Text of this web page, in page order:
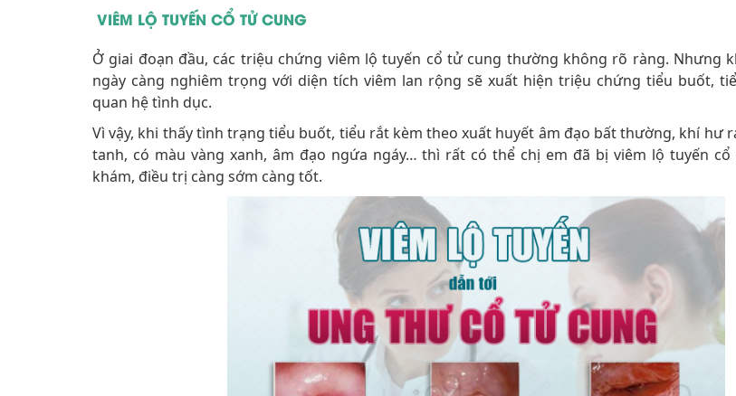
VIÊM LỘ TUYẾN CỔ TỬ CUNG
Ở giai đoạn đầu, các triệu chứng viêm lộ tuyến cổ tử cung thường không rõ ràng. Nhưng
ngày càng nghiêm trọng với diện tích viêm lan rộng sẽ xuất hiện triệu chứng tiểu buốt,
quan hệ tình dục.
Vì vậy, khi thấy tình trạng tiểu buốt, tiểu rắt kèm theo xuất huyết âm đạo bất thường, khí hư
tanh, có màu vàng xanh, âm đạo ngứa ngáy… thì rất có thể chị em đã bị viêm lộ tuyến
khám, điều trị càng sớm càng tốt.